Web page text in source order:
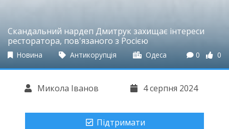
Скандальний нардеп Дмитрук захищає інтереси
ресторатора, пов'язаного з Росією
Новина Антикорупція Одеса 0 0
Микола Іванов 4 серпня 2024
Підтримати